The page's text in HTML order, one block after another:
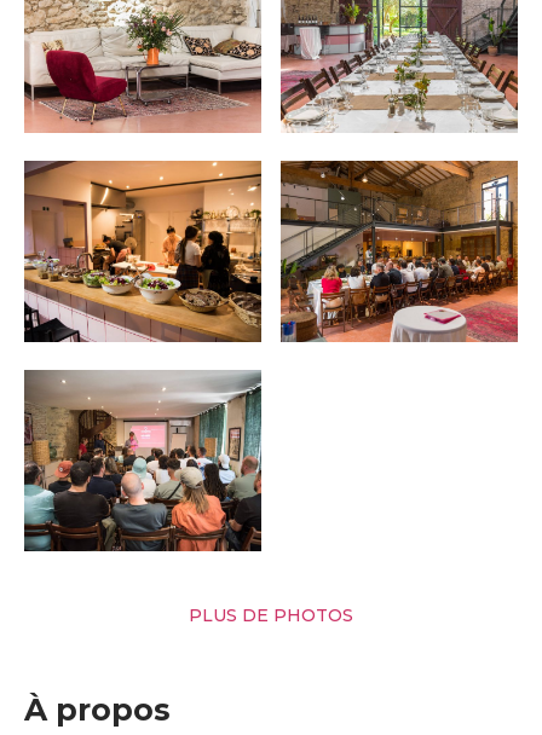
PLUS DE PHOTOS
À propos